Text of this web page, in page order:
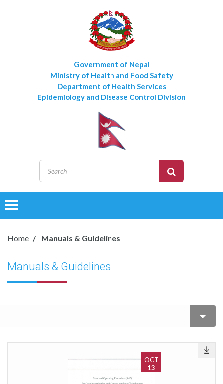
Government of Nepal
Ministry of Health and Food Safety
Department of Health Services
Epidemiology and Disease Control Division
Toggle
Home Manuals & Guidelines
Manuals & Guidelines
OCT
13